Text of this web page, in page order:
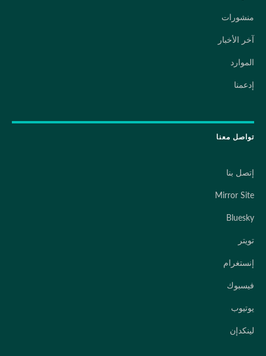
منشورات
آخر الأخبار
الموارد
إدعمنا
تواصل معنا
إتصل بنا
Mirror Site
Bluesky
تويتر
إنستغرام
فيسبوك
يوتيوب
لينكدإن